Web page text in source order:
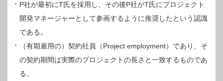
P社が最初にT氏を採用し、その後P社がT氏にプロジェクト
開発マネージャーとして参画するように推奨したという認識
である。
（有期雇用の）契約社員（Project employment）であり、そ
の契約期間は実際のプロジェクトの長さと一致するものであ
る。